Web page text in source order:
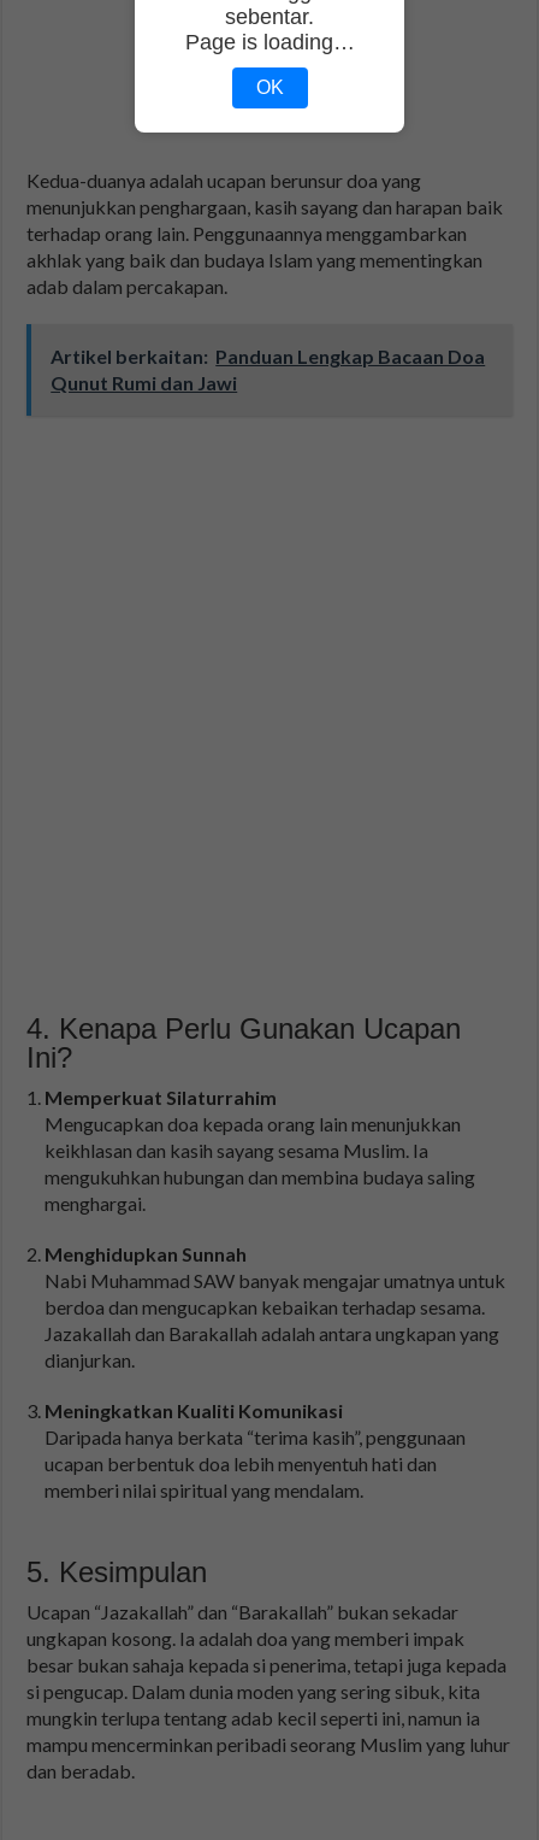
Kedua-duanya adalah ucapan berunsur doa yang
menunjukkan penghargaan, kasih sayang dan harapan baik
terhadap orang lain. Penggunaannya menggambarkan
akhlak yang baik dan budaya Islam yang mementingkan
adab dalam percakapan.
Artikel berkaitan: Panduan Lengkap Bacaan Doa
Qunut Rumi dan Jawi
4. Kenapa Perlu Gunakan Ucapan
Ini?
Memperkuat Silaturrahim
Mengucapkan doa kepada orang lain menunjukkan
keikhlasan dan kasih sayang sesama Muslim. Ia
mengukuhkan hubungan dan membina budaya saling
menghargai.
Menghidupkan Sunnah
Nabi Muhammad SAW banyak mengajar umatnya untuk
berdoa dan mengucapkan kebaikan terhadap sesama.
Jazakallah dan Barakallah adalah antara ungkapan yang
dianjurkan.
Meningkatkan Kualiti Komunikasi
Daripada hanya berkata “terima kasih”, penggunaan
ucapan berbentuk doa lebih menyentuh hati dan
memberi nilai spiritual yang mendalam.
5. Kesimpulan
Ucapan “Jazakallah” dan “Barakallah” bukan sekadar
ungkapan kosong. Ia adalah doa yang memberi impak
besar bukan sahaja kepada si penerima, tetapi juga kepada
si pengucap. Dalam dunia moden yang sering sibuk, kita
mungkin terlupa tentang adab kecil seperti ini, namun ia
mampu mencerminkan peribadi seorang Muslim yang luhur
dan beradab.
sebentar.
Page is loading…
OK